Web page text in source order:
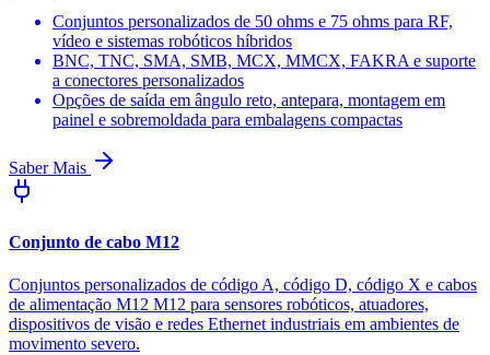
Conjuntos personalizados de 50 ohms e 75 ohms para RF,
vídeo e sistemas robóticos híbridos
BNC, TNC, SMA, SMB, MCX, MMCX, FAKRA e suporte
a conectores personalizados
Opções de saída em ângulo reto, antepara, montagem em
painel e sobremoldada para embalagens compactas
Saber Mais
Conjunto de cabo M12
Conjuntos personalizados de código A, código D, código X e cabos
de alimentação M12 M12 para sensores robóticos, atuadores,
dispositivos de visão e redes Ethernet industriais em ambientes de
movimento severo.